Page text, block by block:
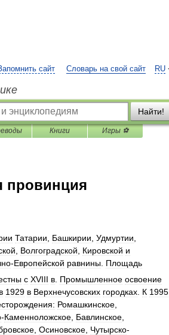
RU
сайт Словарь на свой сайт
Найти!
Книги Игры ⚽
провинция
Татарии Башкирии Удмуртии
Волгоградской Кировской и
-Европейской равнины Площадь
с XVIII в Промышленное освоение
в 1929 в Верхнечусовских городках К 1995
Ромашкинское
-Каменноложское Бавлинское
Осиновское Чутырско-